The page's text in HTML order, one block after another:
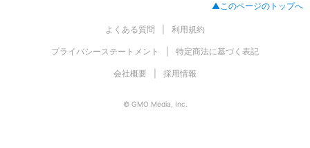
▲このページのトップへ
よくある質問 利用規約
プライバシーステートメント 特定商法に基づく表記
会社概要 採用情報
© GMO Media, Inc.